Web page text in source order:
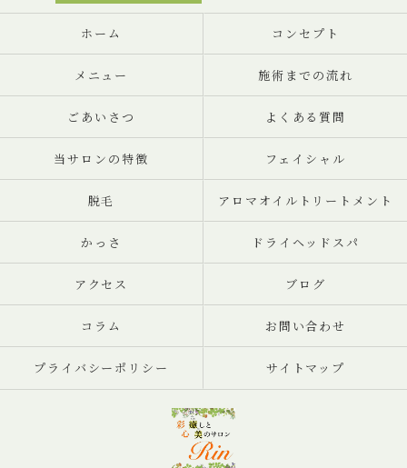
ホーム コンセプト
メニュー 施術までの流れ
ごあいさつ よくある質問
当サロンの特徴 フェイシャル
脱毛 アロマオイルトリートメント
かっさ ドライヘッドスパ
アクセス ブログ
コラム お問い合わせ
プライバシーポリシー サイトマップ